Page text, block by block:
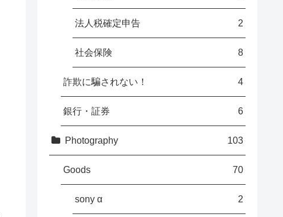
法人税確定申告 2
社会保険 8
詐欺に騙されない！ 4
銀行・証券 6
Photography 103
Goods 70
sony α 2